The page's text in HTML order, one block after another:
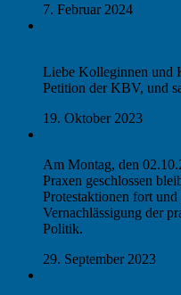
7. Februar 2024
Liebe Kolleginnen und
Petition der KBV, und
19. Oktober 2023
Am Montag, den
Praxen geschlossen
Protestaktionen fort
Vernachlässigung der
Politik.
29. September 2023